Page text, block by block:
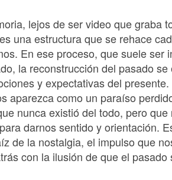
lejos de ser video que graba
una estructura que se rehace
En ese proceso, que suele ser
la reconstrucción del pasado se
y expectativas del
aparezca como un paraíso
nunca existió del todo, pero
darnos sentido y orientación.
de la nostalgia, el impulso que
con la ilusión de que el pasado